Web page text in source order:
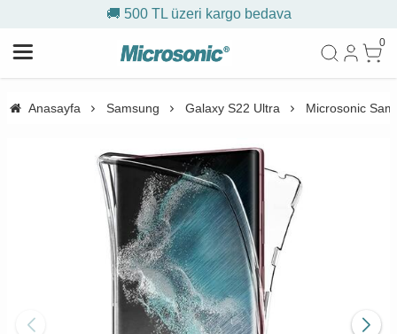
🚚 500 TL üzeri kargo bedava
0
Anasayfa Samsung Galaxy S22 Ultra Microsonic